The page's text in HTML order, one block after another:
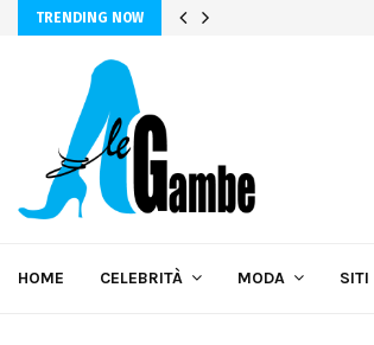
TRENDING NOW
HOME CELEBRITÀ MODA SITI